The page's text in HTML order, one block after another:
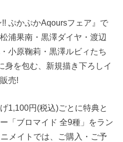
!! ぷかぷかAqoursフェア』で
浦果南・黒澤ダイヤ・渡辺
小原鞠莉・黒澤ルビィたち
身を包む、新規描き下ろしイ
売!
1,100円(税込)ごとに特典と
「ブロマイド 全9種」をラン
メイトでは、ご購入・ご予